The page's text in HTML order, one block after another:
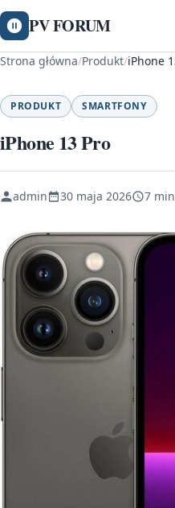
PV FORUM
Strona główna/Produkt/iPhone
PRODUKT SMARTFONY
iPhone 13 Pro
admin 30 maja 2026 7